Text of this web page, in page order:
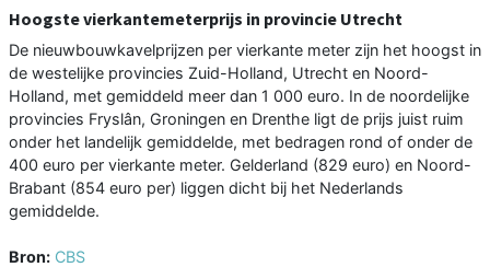
Hoogste vierkantemeterprijs in provincie Utrecht
De nieuwbouwkavelprijzen per vierkante meter zijn het hoogst in
de westelijke provincies Zuid-Holland, Utrecht en Noord-
Holland, met gemiddeld meer dan 1 000 euro. In de noordelijke
provincies Fryslân, Groningen en Drenthe ligt de prijs juist ruim
onder het landelijk gemiddelde, met bedragen rond of onder de
400 euro per vierkante meter. Gelderland (829 euro) en Noord-
Brabant (854 euro per) liggen dicht bij het Nederlands
gemiddelde.
Bron: CBS